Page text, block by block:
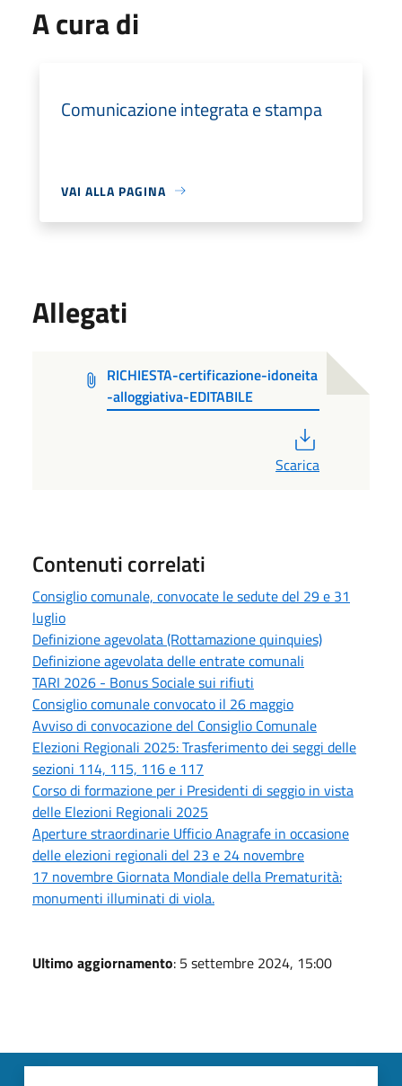
A cura di
Comunicazione integrata e stampa
VAI ALLA PAGINA
Allegati
RICHIESTA-certificazione-idoneita
-alloggiativa-EDITABILE
Scarica
Contenuti correlati
Consiglio comunale, convocate le sedute del 29 e 31
luglio
Definizione agevolata (Rottamazione quinquies)
Definizione agevolata delle entrate comunali
TARI 2026 - Bonus Sociale sui rifiuti
Consiglio comunale convocato il 26 maggio
Avviso di convocazione del Consiglio Comunale
Elezioni Regionali 2025: Trasferimento dei seggi delle
sezioni 114, 115, 116 e 117
Corso di formazione per i Presidenti di seggio in vista
delle Elezioni Regionali 2025
Aperture straordinarie Ufficio Anagrafe in occasione
delle elezioni regionali del 23 e 24 novembre
17 novembre Giornata Mondiale della Prematurità:
monumenti illuminati di viola.
Ultimo aggiornamento: 5 settembre 2024, 15:00